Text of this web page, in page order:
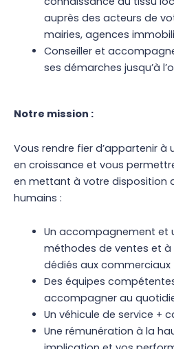
auprès des acteurs de
mairies, agences
Conseiller et
ses démarches jusqu’à
Notre mission :
Vous rendre fier d’appartenir à
en croissance et vous
en mettant à votre disposition
humains :
Un accompagnement et
méthodes de ventes et à
dédiés aux commerciaux
Des équipes
accompagner au
Un véhicule de service +
Une rémunération à la